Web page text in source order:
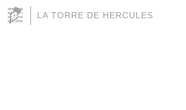
LA TORRE DE HERCULES